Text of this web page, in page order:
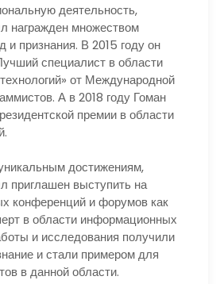
деятельность,
награжден множеством
и признания. В 2015 году он
специалист в области
от Международной
А в 2018 году Гоман
премии в области
достижениям,
приглашен выступить на
конференций и форумов как
в области информационных
и исследования получили
и стали примером для
в данной области.